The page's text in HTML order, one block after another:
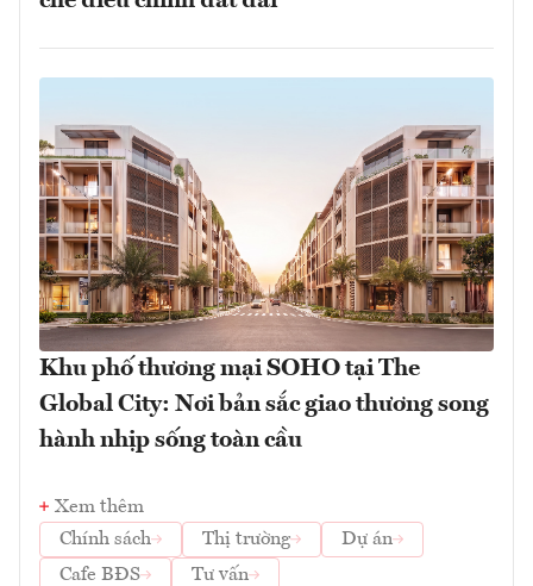
Khu phố thương mại SOHO tại The
Global City: Nơi bản sắc giao thương song
hành nhịp sống toàn cầu
Xem thêm
Chính sách
Thị trường
Dự án
Cafe BĐS
Tư vấn